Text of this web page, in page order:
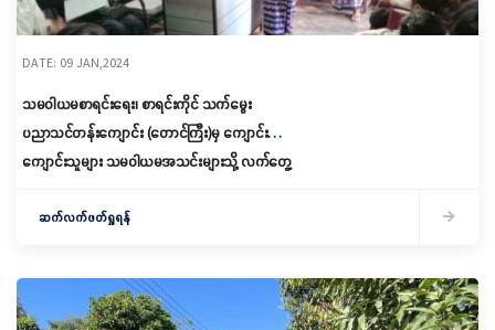
DATE: 09 JAN,2024
သမဝါယမစာရင်းရေး၊ စာရင်းကိုင် သက်မွေး
ပညာသင်တန်းကျောင်း (တောင်ကြီး)မှ ကျောင်းသား/
ကျောင်းသူများ သမဝါယမအသင်းများသို့ လက်တွေ့
ဆက်လက်ဖတ်ရှုရန်